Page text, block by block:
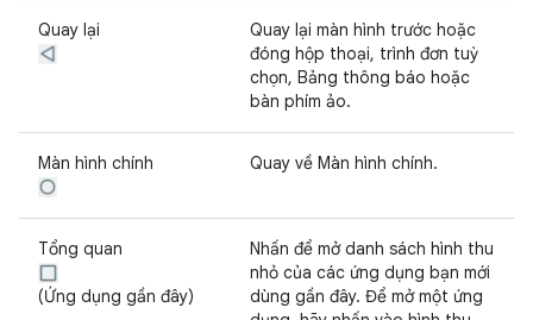
Quay lại
Quay lại màn hình trước hoặc
đóng hộp thoại, trình đơn tuỳ
chọn, Bảng thông báo hoặc
bàn phím ảo.
Màn hình chính Quay về Màn hình chính.
Tổng quan
(Ứng dụng gần đây)
Nhấn để mở danh sách hình thu
nhỏ của các ứng dụng bạn mới
dùng gần đây. Để mở một ứng